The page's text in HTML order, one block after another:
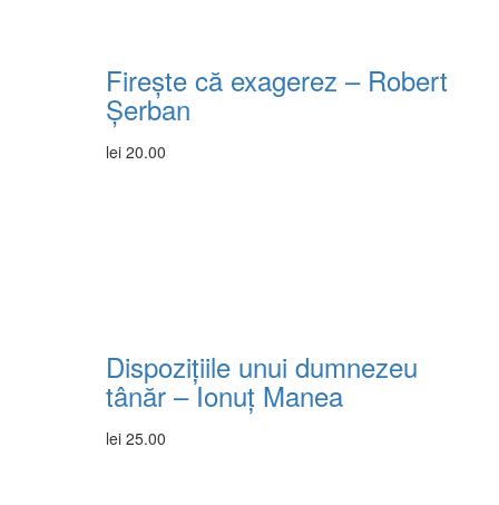
Firește că exagerez – Robert
Șerban
lei 20.00
Dispozițiile unui dumnezeu
tânăr – Ionuț Manea
lei 25.00